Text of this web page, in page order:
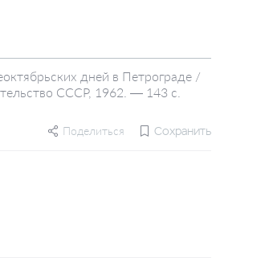
дней в Петрограде /
СССР, 1962. — 143 с.
Поделиться Сохранить